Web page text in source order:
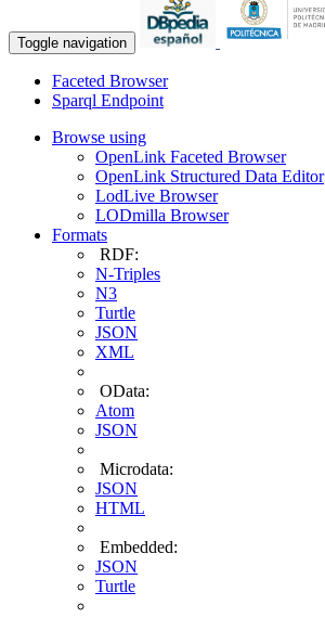
Toggle navigation
Faceted Browser
Sparql Endpoint
Browse using
OpenLink Faceted Browser
OpenLink Structured Data Editor
LodLive Browser
LODmilla Browser
Formats
RDF:
N-Triples
N3
Turtle
JSON
XML
OData:
Atom
JSON
Microdata:
JSON
HTML
Embedded:
JSON
Turtle